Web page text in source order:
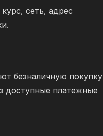
сеть, адрес
безналичную покупку
доступные платежные